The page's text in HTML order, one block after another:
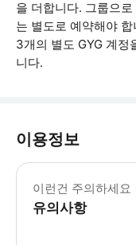
을 더합니다. 그룹으
는 별도로 예약해야
3개의 별도 GYG 계정
니다.
이용정보
이런건 주의하세요
유의사항